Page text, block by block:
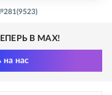
В MAX!
на нас